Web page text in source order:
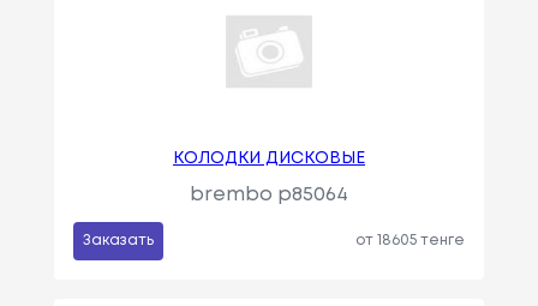
КОЛОДКИ ДИСКОВЫЕ
brembo p85064
Заказать от 18605 тенге